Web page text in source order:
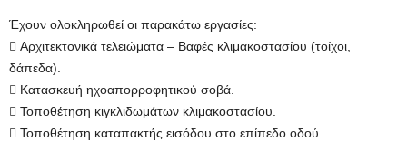
Έχουν ολοκληρωθεί οι παρακάτω εργασίες:
 Αρχιτεκτονικά τελειώματα – Βαφές κλιμακοστασίου (τοίχοι,
δάπεδα).
 Κατασκευή ηχοαπορροφητικού σοβά.
 Τοποθέτηση κιγκλιδωμάτων κλιμακοστασίου.
 Τοποθέτηση καταπακτής εισόδου στο επίπεδο οδού.